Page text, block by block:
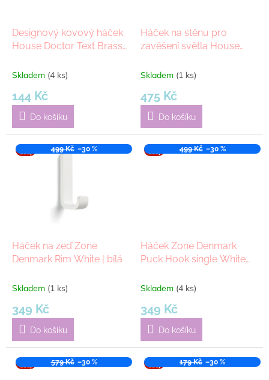
Designový kovový háček
House Doctor Text Brass |
Skladem (4 ks)
144 Kč
Do košíku
Háček na stěnu pro
zavěšení světla House
Skladem (1 ks)
475 Kč
Do košíku
ODEJ
499 Kč –30 %
Háček na zeď Zone
Denmark Rim White | bílá
Skladem (1 ks)
349 Kč
Do košíku
ODEJ
499 Kč –30 %
Háček Zone Denmark
Puck Hook single White
Skladem (4 ks)
349 Kč
Do košíku
ODEJ
579 Kč –30 %
ODEJ
179 Kč –30 %